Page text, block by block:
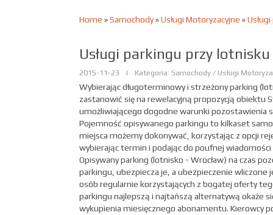
Home »Samochody»Usługi Motoryzacyjne »
Usługi parkingu przy lotnisku
2015-11-23 | Kategoria: Samochody / Usługi
Wybierając długoterminowy i strzeżony parking
zastanowić się na rewelacyjną propozycją obiektu
umożliwiającego dogodne warunki pozostawienia
Pojemność opisywanego parkingu to kilkaset
miejsca możemy dokonywać, korzystając z opcji
wybierając termin i podając do poufnej
Opisywany parking (lotnisko - Wrocław) na czas
parkingu, ubezpiecza je, a ubezpieczenie wliczone
osób regularnie korzystających z bogatej oferty
parkingu najlepszą i najtańszą alternatywą okaże
wykupienia miesięcznego abonamentu. Kierowcy